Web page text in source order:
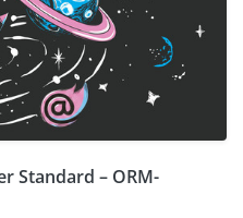
Standard – ORM-